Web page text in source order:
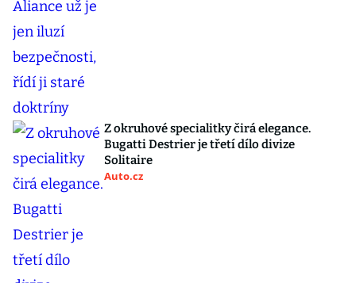
Z okruhové specialitky čirá elegance.
Bugatti Destrier je třetí dílo divize
Solitaire
Auto.cz